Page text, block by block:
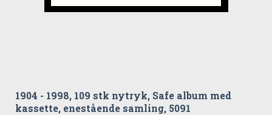
1904 - 1998, 109 stk nytryk, Safe album med
kassette, enestående samling, 5091